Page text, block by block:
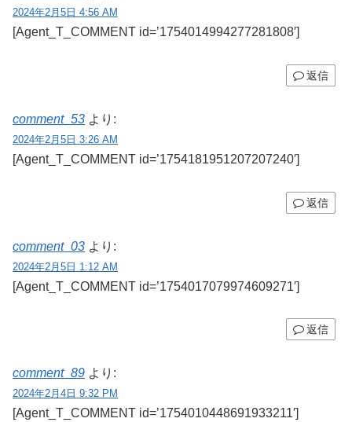
2024年2月5日 4:56 AM
[Agent_T_COMMENT id=’1754014994277281808′]
返信
comment_53 より:
2024年2月5日 3:26 AM
[Agent_T_COMMENT id=’1754181951207207240′]
返信
comment_03 より:
2024年2月5日 1:12 AM
[Agent_T_COMMENT id=’1754017079974609271′]
返信
comment_89 より:
2024年2月4日 9:32 PM
[Agent_T_COMMENT id=’1754010448691933211′]